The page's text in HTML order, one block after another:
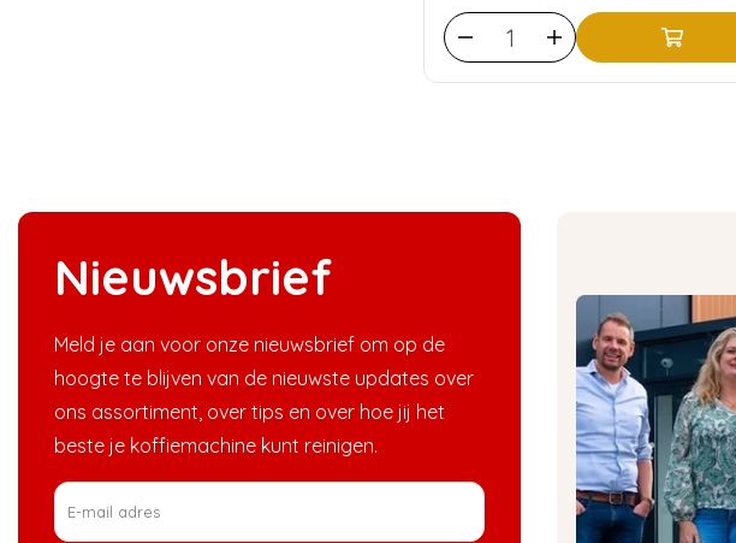
Nieuwsbrief
Meld je aan voor onze nieuwsbrief om op de
hoogte te blijven van de nieuwste updates over
ons assortiment, over tips en over hoe jij het
beste je koffiemachine kunt reinigen.